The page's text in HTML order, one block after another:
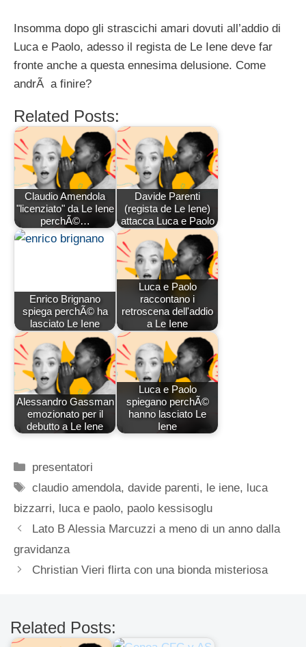
Insomma dopo gli strascichi amari dovuti all’addio di
Luca e Paolo, adesso il regista de Le Iene deve far
fronte anche a questa ennesima delusione. Come
andrÃ a finire?
Related Posts:
Claudio Amendola
"licenziato" da Le Iene
perchÃ©…
Davide Parenti
(regista de Le Iene)
attacca Luca e Paolo
Enrico Brignano
spiega perchÃ© ha
lasciato Le Iene
Luca e Paolo
raccontano i
retroscena dell'addio
a Le Iene
Alessandro Gassman
emozionato per il
debutto a Le Iene
Luca e Paolo
spiegano perchÃ©
hanno lasciato Le
Iene
Categorie
presentatori
Tag
claudio amendola,davide parenti, le iene, luca
bizzarri, luca e paolo, paolo kessisoglu
Lato B Alessia Marcuzzi a meno di un anno dalla
gravidanza
Christian Vieri flirta con una bionda misteriosa
Related Posts: